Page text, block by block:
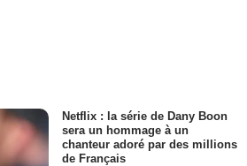
Netflix : la série de Dany Boon
sera un hommage à un
chanteur adoré par des millions
de Français